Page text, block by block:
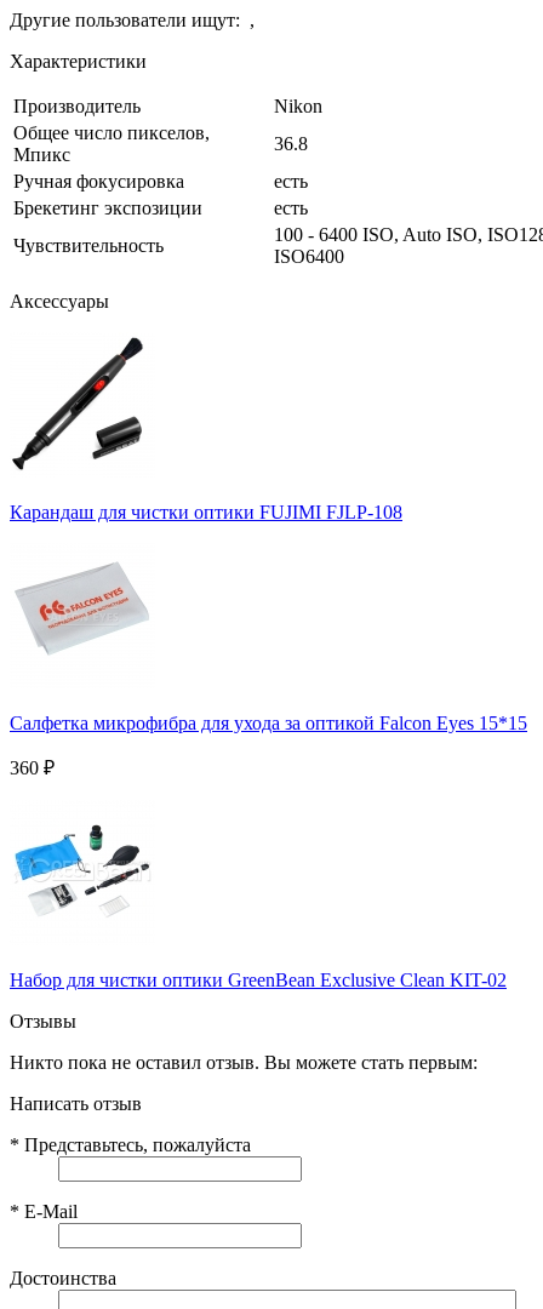
Другие пользователи ищут: ,
Характеристики
Производитель
Nikon
Общее число пикселов,
Мпикс
36.8
Ручная фокусировка
есть
Брекетинг экспозиции
есть
Чувствительность
100 - 6400 ISO, Auto ISO,
ISO6400
Аксессуары
Карандаш для чистки оптики FUJIMI FJLP-108
Салфетка микрофибра для ухода за оптикой Falcon Eyes 15*15
360 ₽
Набор для чистки оптики GreenBean Exclusive Clean KIT-02
Отзывы
Никто пока не оставил отзыв. Вы можете стать первым:
Написать отзыв
* Представьтесь, пожалуйста
* E-Mail
Достоинства